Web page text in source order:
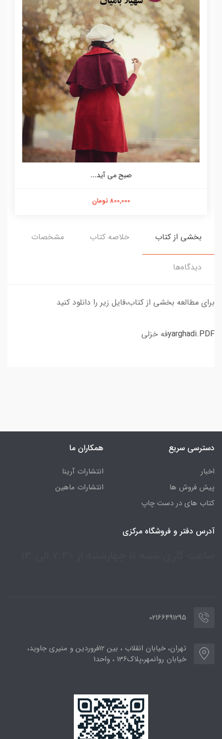
صبح می آید...
800,000 تومان
بخشی از کتاب خلاصه کتاب مشخصات
دیدگاه‌ها
برای مطالعه بخشی از کتاب،فایل زیر را دانلود کنید
yarghadi.PDFفه خزلی
دسترسی سریع
اخبار
پیش فروش ها
کتاب های در دست چاپ
همکاران ما
انتشارات آرینا
انتشارات ماهین
آدرس دفتر و فروشگاه مرکزی
02166491295
تهران، خیابان انقلاب ، بین 12فروردین و منیری جاوید،
خیابان روانمهر،پلاک136 ، واحد1